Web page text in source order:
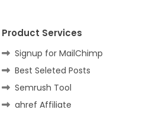
Product Services
Signup for MailChimp
Best Seleted Posts
Semrush Tool
ahref Affiliate